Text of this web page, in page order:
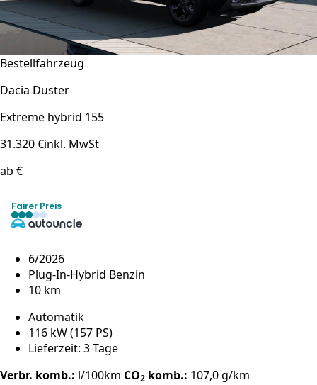
Bestellfahrzeug
Dacia Duster
Extreme hybrid 155
31.320 €inkl. MwSt
ab €
Fairer Preis
6/2026
Plug-In-Hybrid Benzin
10 km
Automatik
116 kW (157 PS)
Lieferzeit: 3 Tage
Verbr. komb.: l/100km CO2 komb.: 107,0 g/km